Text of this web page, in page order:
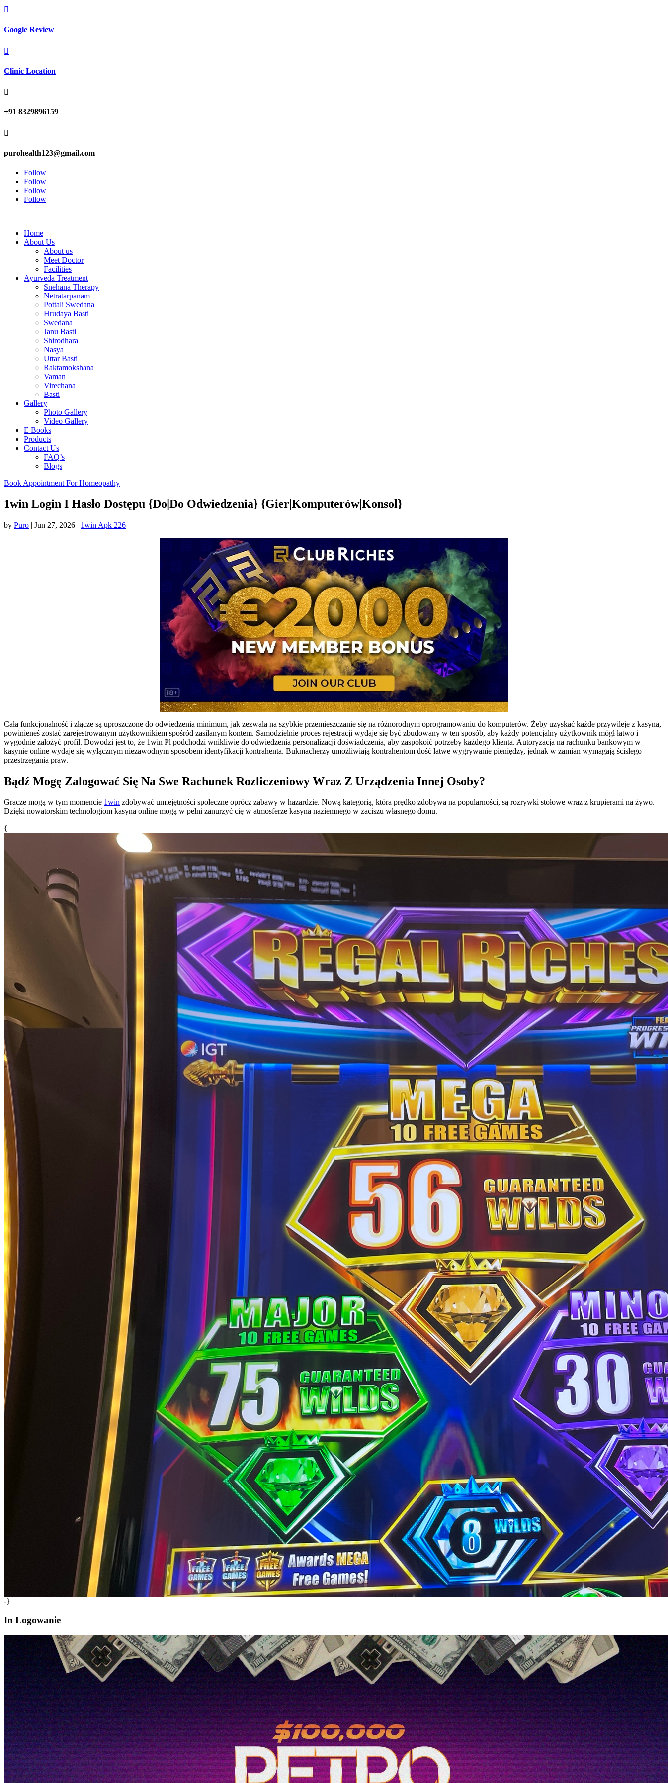

Google Review

Clinic Location

+91 8329896159

purohealth123@gmail.com
Follow
Follow
Follow
Follow
Home
About Us
About us
Meet Doctor
Facilities
Ayurveda Treatment
Snehana Therapy
Netratarpanam
Pottali Swedana
Hrudaya Basti
Swedana
Janu Basti
Shirodhara
Nasya
Uttar Basti
Raktamokshana
Vaman
Virechana
Basti
Gallery
Photo Gallery
Video Gallery
E Books
Products
Contact Us
FAQ’s
Blogs
Book Appointment For Homeopathy
1win Login I Hasło Dostępu {Do|Do Odwiedzenia} {Gier|Komputerów|Konsol}
by Puro | Jun 27, 2026 | 1win Apk 226
Cała funkcjonalność i złącze są uproszczone do odwiedzenia minimum, jak zezwala na szybkie przemieszczanie się na różnorodnym oprogramowaniu do komputerów. Żeby uzyskać każde przywileje z kasyna,
powinieneś zostać zarejestrowanym użytkownikiem spośród zasilanym kontem. Samodzielnie proces rejestracji wydaje się być zbudowany w ten sposób, aby każdy potencjalny użytkownik mógł łatwo i
wygodnie założyć profil. Dowodzi jest to, że 1win Pl podchodzi wnikliwie do odwiedzenia personalizacji doświadczenia, aby zaspokoić potrzeby każdego klienta. Autoryzacja na rachunku bankowym w
kasynie online wydaje się wyłącznym niezawodnym sposobem identyfikacji kontrahenta. Bukmacherzy umożliwiają kontrahentom dość łatwe wygrywanie pieniędzy, jednak w zamian wymagają ścisłego
przestrzegania praw.
Bądź Mogę Zalogować Się Na Swe Rachunek Rozliczeniowy Wraz Z Urządzenia Innej Osoby?
Gracze mogą w tym momencie 1win zdobywać umiejętności społeczne oprócz zabawy w hazardzie. Nową kategorią, która prędko zdobywa na popularności, są rozrywki stołowe wraz z krupierami na żywo.
Dzięki nowatorskim technologiom kasyna online mogą w pełni zanurzyć cię w atmosferze kasyna naziemnego w zaciszu własnego domu.
{
-}
In Logowanie